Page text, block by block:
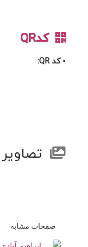
کدQR
• کد QR:
تصاویر
صفحات مشابه